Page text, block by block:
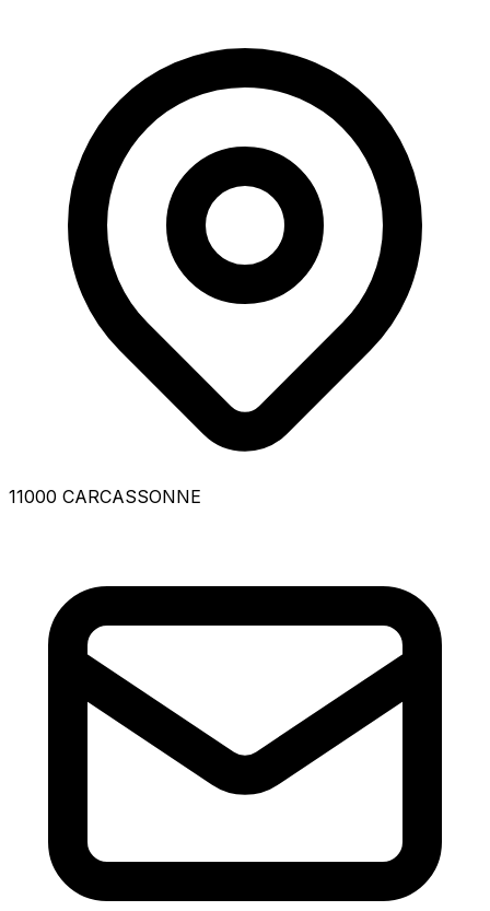
11000 CARCASSONNE